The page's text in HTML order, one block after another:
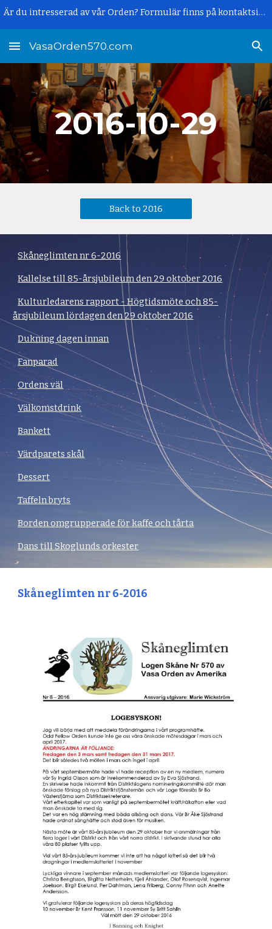
Är du intresserad av vår Orden? Formulär finns på kontaktsidan.
VasaOrden570.com
2016-10-29
Back to 2016
Skåneglimten nr 6-2016
Kallelse till 85-årsjubileum den 29 oktober 2016
Kulturledarens rapport - Högtidsmöte och 85-
årsjubileum lördagen den 29 oktober 2016
Dukning dagen innan
Fanparad
Ordens väl
Välkomstdrink
Bankett
Värdparets skål
Dessert
Taffeln bryts
Borden omgrupperade för kaffe och tårta
Dans till Skoglunds orkester
Skåneglimten nr 6-2016